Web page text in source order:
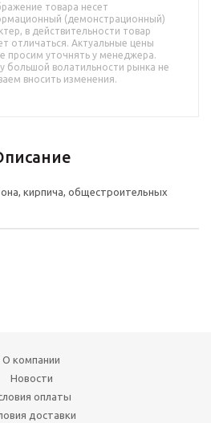
товара несет
(демонстрационный)
в действительности товар
отличаться. Актуальные цены
просим уточнять у менеджера.
большой волатильности рынка не
вносить изменения.
кирпича, общестроительных
О компании
Новости
оплаты
доставки